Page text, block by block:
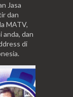
Jasa
dan
MATV,
dan
di